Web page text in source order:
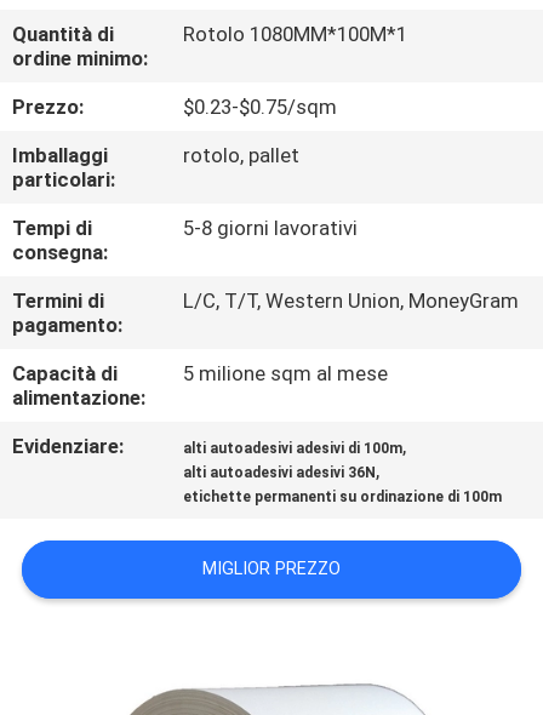
CONTROLLO
DI
QUALITÀ
CONTATTICI
RICHIEDA
UNA
CITAZIONE
DEL
PRIVACY
Quantità di
ordine minimo:
Rotolo 1080MM*100M*1
Prezzo:
$0.23-$0.75/sqm
Imballaggi
particolari:
rotolo, pallet
Tempi di
consegna:
5-8 giorni lavorativi
Termini di
pagamento:
L/C, T/T, Western Union, MoneyGram
Capacità di
alimentazione:
5 milione sqm al mese
Evidenziare: alti autoadesivi adesivi di 100m,
alti autoadesivi adesivi 36N ,
etichette permanenti su ordinazione di 100m
MIGLIOR PREZZO